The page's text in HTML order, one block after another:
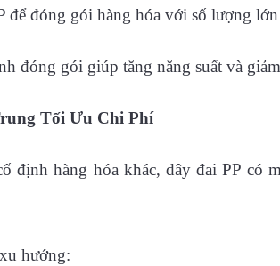
để đóng gói hàng hóa với số lượng
đóng gói giúp tăng năng suất và
Tối Ưu Chi Phí
định hàng hóa khác, dây đai PP có
hướng: